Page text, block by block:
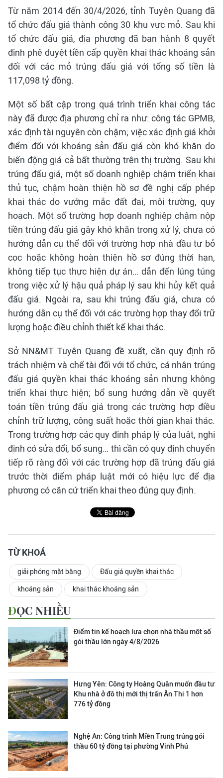
Từ năm 2014 đến 30/4/2026, tỉnh Tuyên Quang đã
tổ chức đấu giá thành công 30 khu vực mỏ. Sau khi
tổ chức đấu giá, địa phương đã ban hành 8 quyết
định phê duyệt tiền cấp quyền khai thác khoáng sản
đối với các mỏ trúng đấu giá với tổng số tiền là
117,098 tỷ đồng.
Một số bất cập trong quá trình triển khai công tác
này đã được địa phương chỉ ra như: công tác GPMB,
xác định tài nguyên còn chậm; việc xác định giá khởi
điểm đối với khoáng sản đấu giá còn khó khăn do
biến động giá cả bất thường trên thị trường. Sau khi
trúng đấu giá, một số doanh nghiệp chậm triển khai
thủ tục, chậm hoàn thiện hồ sơ đề nghị cấp phép
khai thác do vướng mắc đất đai, môi trường, quy
hoạch. Một số trường hợp doanh nghiệp chậm nộp
tiền trúng đấu giá gây khó khăn trong xử lý, chưa có
hướng dẫn cụ thể đối với trường hợp nhà đầu tư bỏ
cọc hoặc không hoàn thiện hồ sơ đúng thời hạn,
không tiếp tục thực hiện dự án… dẫn đến lúng túng
trong việc xử lý hậu quả pháp lý sau khi hủy kết quả
đấu giá. Ngoài ra, sau khi trúng đấu giá, chưa có
hướng dẫn cụ thể đối với các trường hợp thay đổi trữ
lượng hoặc điều chỉnh thiết kế khai thác.
Sở NN&MT Tuyên Quang đề xuất, cần quy định rõ
trách nhiệm và chế tài đối với tổ chức, cá nhân trúng
đấu giá quyền khai thác khoáng sản nhưng không
triển khai thực hiện; bổ sung hướng dẫn về quyết
toán tiền trúng đấu giá trong các trường hợp điều
chỉnh trữ lượng, công suất hoặc thời gian khai thác.
Trong trường hợp các quy định pháp lý của luật, nghị
định có sửa đổi, bổ sung… thì cần có quy định chuyển
tiếp rõ ràng đối với các trường hợp đã trúng đấu giá
trước thời điểm pháp luật mới có hiệu lực để địa
phương có căn cứ triển khai theo đúng quy định.
TỪ KHOÁ
giải phóng mặt bằng Đấu giá quyền khai thác
khoáng sản khai thác khoáng sản
ĐỌC NHIỀU
Điểm tin kế hoạch lựa chọn nhà thầu một số
gói thầu lớn ngày 4/8/2026
Hưng Yên: Công ty Hoàng Quân muốn đầu tư
Khu nhà ở đô thị mới thị trấn Ân Thi 1 hơn
776 tỷ đồng
Nghệ An: Công trình Miền Trung trúng gói
thầu 60 tỷ đồng tại phường Vinh Phú